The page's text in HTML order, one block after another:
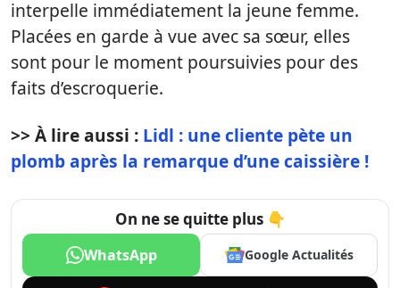
interpelle immédiatement la jeune femme.
Placées en garde à vue avec sa sœur, elles
sont pour le moment poursuivies pour des
faits d’escroquerie.
>> À lire aussi : Lidl : une cliente pète un
plomb après la remarque d’une caissière !
On ne se quitte plus 👇
WhatsApp Google Actualités